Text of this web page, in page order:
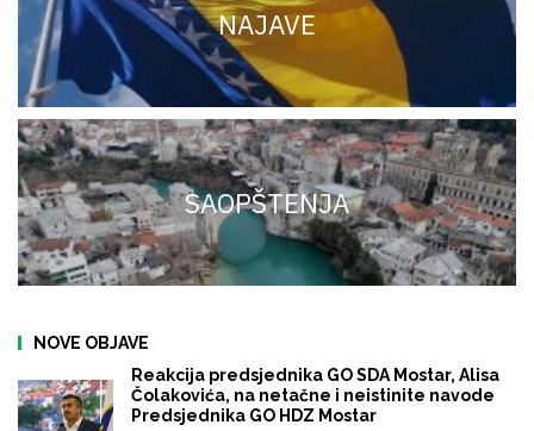
NAJAVE
SAOPŠTENJA
NOVE OBJAVE
Reakcija predsjednika GO SDA Mostar, Alisa
Čolakovića, na netačne i neistinite navode
Predsjednika GO HDZ Mostar